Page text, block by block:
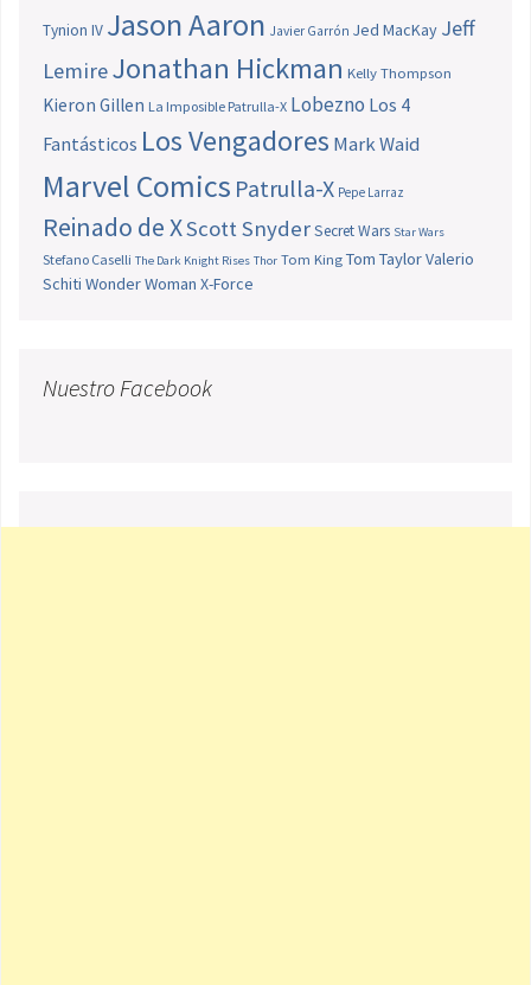
Tynion IV Jason Aaron Javier Garrón Jed MacKay Jeff
LemireJonathan Hickman Kelly Thompson
Kieron Gillen La Imposible Patrulla-X Lobezno Los 4
Fantásticos Los Vengadores Mark Waid
Marvel Comics Patrulla-X Pepe Larraz
Reinado de XScott SnyderSecret Wars Star Wars
Stefano Caselli The Dark Knight Rises Thor Tom King Tom TaylorValerio
Schiti Wonder Woman X-Force
Nuestro Facebook